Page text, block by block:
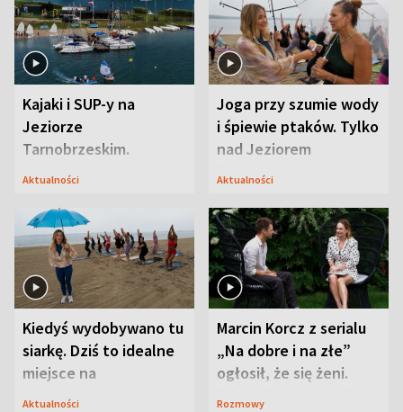
Kajaki i SUP-y na
Jeziorze
Tarnobrzeskim.
Przyrodnicy zwracają
Aktualności
Joga przy szumie wody
i śpiewie ptaków. Tylko
nad Jeziorem
Tarnobrzeskim
Aktualności
Kiedyś wydobywano tu
siarkę. Dziś to idealne
miejsce na
wypoczynek
Aktualności
Marcin Korcz z serialu
„Na dobre i na złe”
ogłosił, że się żeni.
Zdradził, co zmienił
Rozmowy